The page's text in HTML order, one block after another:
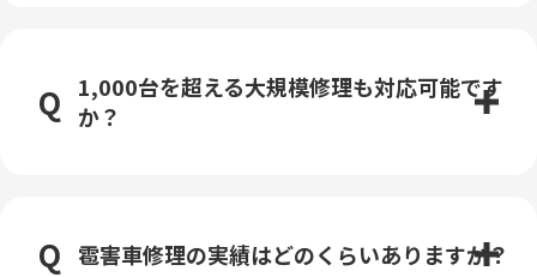
1,000台を超える大規模修理も対応可能です
か？
雹害車修理の実績はどのくらいありますか？